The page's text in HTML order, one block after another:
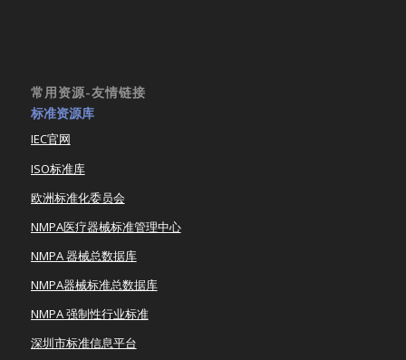
常用资源-友情链接
标准资源库
IEC官网
ISO标准库
欧洲标准化委员会
NMPA医疗器械标准管理中心
NMPA 器械总数据库
NMPA器械标准总数据库
NMPA 强制性行业标准
深圳市标准信息平台